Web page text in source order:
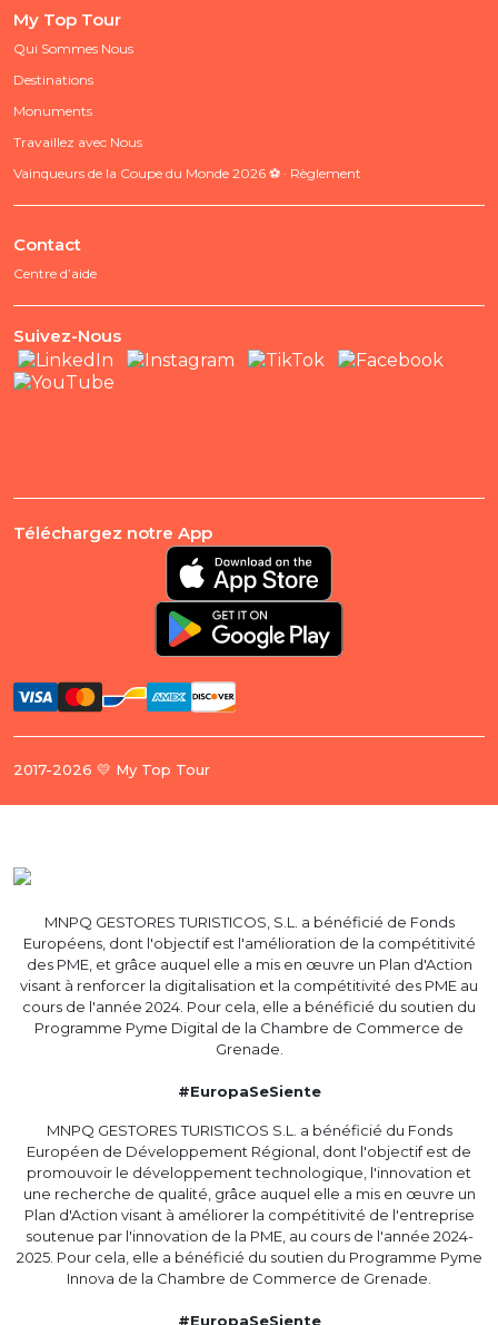
My Top Tour
Qui Sommes Nous
Destinations
Monuments
Travaillez avec Nous
Vainqueurs de la Coupe du Monde 2026 ⚽ · Règlement
Contact
Centre d’aide
Suivez-Nous
Téléchargez notre App
2017-2026 💛 My Top Tour
MNPQ GESTORES TURISTICOS, S.L. a bénéficié de Fonds
Européens, dont l'objectif est l'amélioration de la compétitivité
des PME, et grâce auquel elle a mis en œuvre un Plan d'Action
visant à renforcer la digitalisation et la compétitivité des PME au
cours de l'année 2024. Pour cela, elle a bénéficié du soutien du
Programme Pyme Digital de la Chambre de Commerce de
Grenade.
#EuropaSeSiente
MNPQ GESTORES TURISTICOS S.L. a bénéficié du Fonds
Européen de Développement Régional, dont l'objectif est de
promouvoir le développement technologique, l'innovation et
une recherche de qualité, grâce auquel elle a mis en œuvre un
Plan d'Action visant à améliorer la compétitivité de l'entreprise
soutenue par l'innovation de la PME, au cours de l'année 2024-
2025. Pour cela, elle a bénéficié du soutien du Programme Pyme
Innova de la Chambre de Commerce de Grenade.
#EuropaSeSiente